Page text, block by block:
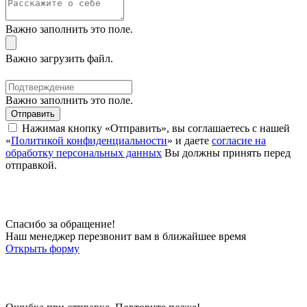
Важно заполнить это поле.
Важно загрузить файл.
Важно заполнить это поле.
Отправить
Нажимая кнопку «Отправить», вы соглашаетесь с нашей
«Политикой конфиденциальности» и даете согласие на
обработку персональных данных Вы должны принять перед
отправкой.
Спасибо за обращение!
Наш менеджер перезвонит вам в ближайшее время
Открыть форму